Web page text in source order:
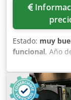
Información de
Estado: muy
funcional, Año
máx. 300 kg.
Credpfjf S I I
900 mm
del collar: máx.